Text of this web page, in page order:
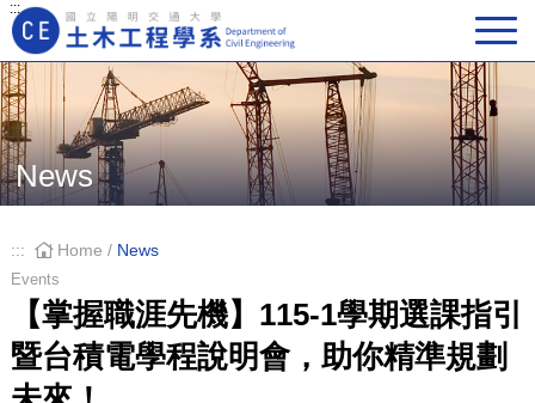
:::
Main Navigation
News
::: Home / News
Events
【掌握職涯先機】115-1學期選課指引
暨台積電學程說明會，助你精準規劃